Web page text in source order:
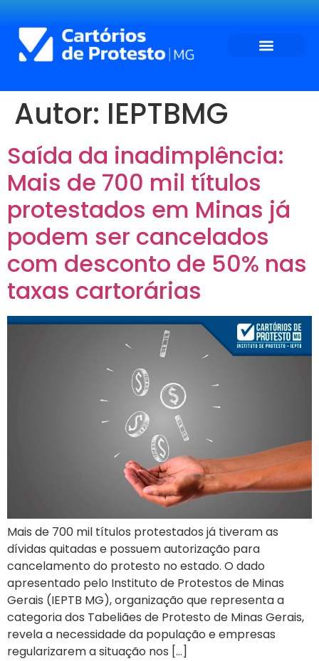
Autor: IEPTBMG
Saída da inadimplência:
Mais de 700 mil títulos
protestados em Minas já
podem ser cancelados
com desconto de 50% nas
taxas cartorárias
Mais de 700 mil títulos protestados já tiveram as
dívidas quitadas e possuem autorização para
cancelamento do protesto no estado. O dado
apresentado pelo Instituto de Protestos de Minas
Gerais (IEPTB MG), organização que representa a
categoria dos Tabeliães de Protesto de Minas Gerais,
revela a necessidade da população e empresas
regularizarem a situação nos […]